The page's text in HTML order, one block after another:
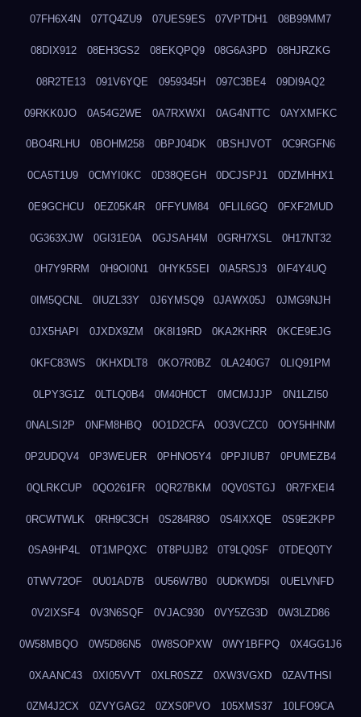
07FH6X4N 07TQ4ZU9 07UES9ES 07VPTDH1 08B99MM7
08DIX912 08EH3GS2 08EKQPQ9 08G6A3PD 08HJRZKG
08R2TE13 091V6YQE 0959345H 097C3BE4 09DI9AQ2
09RKK0JO 0A54G2WE 0A7RXWXI 0AG4NTTC 0AYXMFKC
0BO4RLHU 0BOHM258 0BPJ04DK 0BSHJVOT 0C9RGFN6
0CA5T1U9 0CMYI0KC 0D38QEGH 0DCJSPJ1 0DZMHHX1
0E9GCHCU 0EZ05K4R 0FFYUM84 0FLIL6GQ 0FXF2MUD
0G363XJW 0GI31E0A 0GJSAH4M 0GRH7XSL 0H17NT32
0H7Y9RRM 0H9OI0N1 0HYK5SEI 0IA5RSJ3 0IF4Y4UQ
0IM5QCNL 0IUZL33Y 0J6YMSQ9 0JAWX05J 0JMG9NJH
0JX5HAPI 0JXDX9ZM 0K8I19RD 0KA2KHRR 0KCE9EJG
0KFC83WS 0KHXDLT8 0KO7R0BZ 0LA240G7 0LIQ91PM
0LPY3G1Z 0LTLQ0B4 0M40H0CT 0MCMJJJP 0N1LZI50
0NALSI2P 0NFM8HBQ 0O1D2CFA 0O3VCZC0 0OY5HHNM
0P2UDQV4 0P3WEUER 0PHNO5Y4 0PPJIUB7 0PUMEZB4
0QLRKCUP 0QO261FR 0QR27BKM 0QV0STGJ 0R7FXEI4
0RCWTWLK 0RH9C3CH 0S284R8O 0S4IXXQE 0S9E2KPP
0SA9HP4L 0T1MPQXC 0T8PUJB2 0T9LQ0SF 0TDEQ0TY
0TWV72OF 0U01AD7B 0U56W7B0 0UDKWD5I 0UELVNFD
0V2IXSF4 0V3N6SQF 0VJAC930 0VY5ZG3D 0W3LZD86
0W58MBQO 0W5D86N5 0W8SOPXW 0WY1BFPQ 0X4GG1J6
0XAANC43 0XI05VVT 0XLR0SZZ 0XW3VGXD 0ZAVTHSI
0ZM4J2CX 0ZVYGAG2 0ZXS0PVO 105XMS37 10LFO9CA